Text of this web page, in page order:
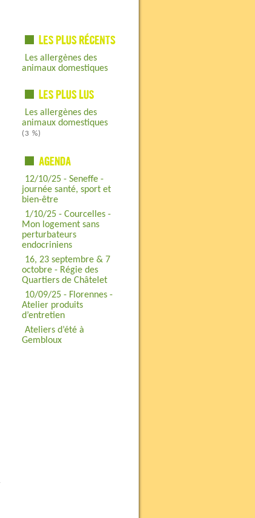
Les allergènes des
animaux domestiques
Les allergènes des
animaux domestiques
(3 %)
12/10/25 - Seneffe -
journée santé, sport et
bien-être
1/10/25 - Courcelles -
Mon logement sans
perturbateurs
endocriniens
16, 23 septembre & 7
octobre - Régie des
Quartiers de Châtelet
10/09/25 - Florennes -
Atelier produits
d’entretien
Ateliers d’été à
Gembloux